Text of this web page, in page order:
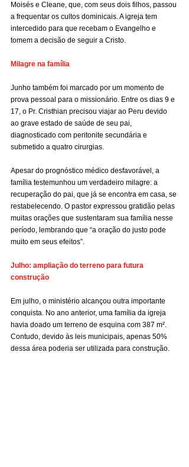
Moisés e Cleane, que, com seus dois filhos, passou
a frequentar os cultos dominicais. A igreja tem
intercedido para que recebam o Evangelho e
tomem a decisão de seguir a Cristo.
Milagre na família
Junho também foi marcado por um momento de
prova pessoal para o missionário. Entre os dias 9 e
17, o Pr. Cristhian precisou viajar ao Peru devido
ao grave estado de saúde de seu pai,
diagnosticado com peritonite secundária e
submetido a quatro cirurgias.
Apesar do prognóstico médico desfavorável, a
família testemunhou um verdadeiro milagre: a
recuperação do pai, que já se encontra em casa, se
restabelecendo. O pastor expressou gratidão pelas
muitas orações que sustentaram sua família nesse
período, lembrando que “a oração do justo pode
muito em seus efeitos”.
Julho: ampliação do terreno para futura
construção
Em julho, o ministério alcançou outra importante
conquista. No ano anterior, uma família da igreja
havia doado um terreno de esquina com 387 m².
Contudo, devido às leis municipais, apenas 50%
dessa área poderia ser utilizada para construção.